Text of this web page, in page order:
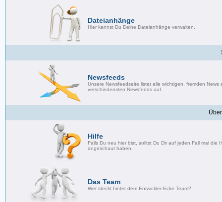
Dateianhänge
Hier kannst Du Deine Dateianhänge verwalten.
Newsfeeds
Unsere Newsfeedseite listet alle wichtigen, fremden News
verschiedensten Newsfeeds auf.
Hilfe
Falls Du neu hier bist, solltst Du Dir auf jeden Fall mal die
angeschaut haben.
Das Team
Wer steckt hinter dem Entwickler-Ecke Team?